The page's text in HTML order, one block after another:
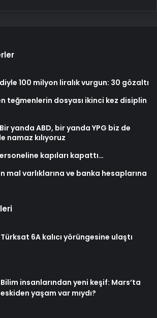
100 milyon liralık vurgun: 30 gözaltı
teğmenlerin dosyası ikinci kez disiplin
yanda ABD, bir yanda YPG biz de
namaz kılıyoruz
kapıları kapattı…
mal varlıklarına ve banka hesaplarına
Türksat 6A kalıcı yörüngesine ulaştı
Bilim insanlarından yeni keşif: Mars’ta
eskiden yaşam var mıydı?